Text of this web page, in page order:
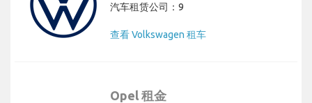
汽车租赁公司：9
查看 Volkswagen 租车
Opel 租金